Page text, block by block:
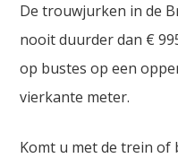
De trouwjurken in de
nooit duurder dan €
op bustes op een
vierkante meter.
Komt u met de trein of